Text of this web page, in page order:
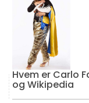
Hvem er Carlo
og Wikipedia